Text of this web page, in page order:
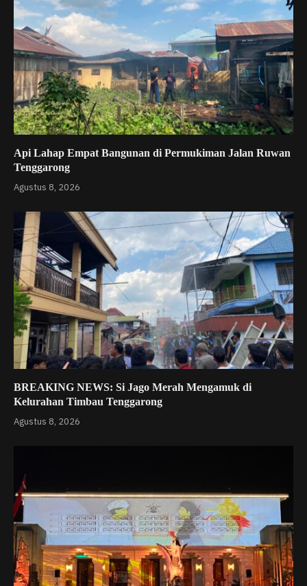
Api Lahap Empat Bangunan di Permukiman Jalan Ruwan
Tenggarong
Agustus 8, 2026
BREAKING NEWS: Si Jago Merah Mengamuk di
Kelurahan Timbau Tenggarong
Agustus 8, 2026